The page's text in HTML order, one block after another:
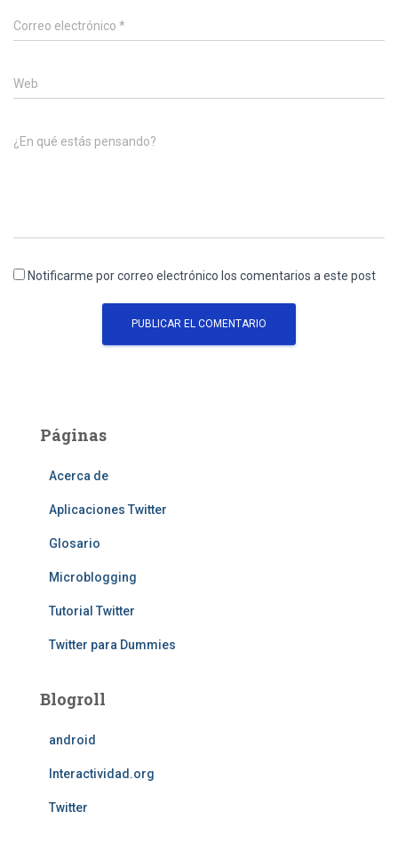
Correo electrónico *
Web
¿En qué estás pensando?
Notificarme por correo electrónico los comentarios a este post
Páginas
Acerca de
Aplicaciones Twitter
Glosario
Microblogging
Tutorial Twitter
Twitter para Dummies
Blogroll
android
Interactividad.org
Twitter